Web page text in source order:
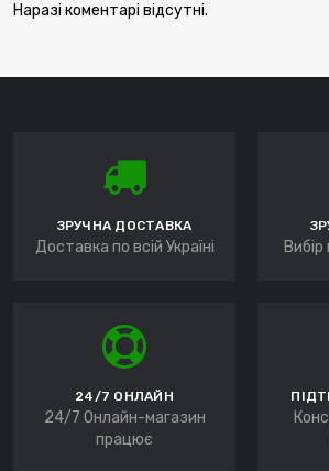
Наразі коментарі відсутні.
ЗРУЧНА ДОСТАВКА
Доставка по всій Україні
24/7 ОНЛАЙН
24/7 Онлайн-магазин
працює